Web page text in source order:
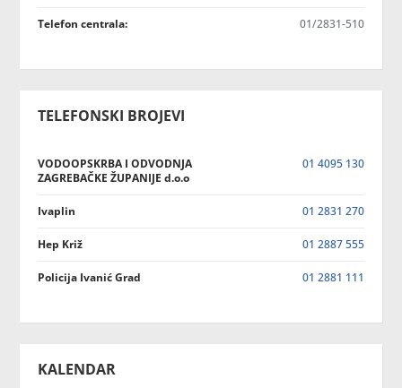
Telefon centrala: 01/2831-510
TELEFONSKI BROJEVI
VODOOPSKRBA I ODVODNJA
ZAGREBAČKE ŽUPANIJE d.o.o
01 4095 130
Ivaplin 01 2831 270
Hep Križ 01 2887 555
Policija Ivanić Grad 01 2881 111
KALENDAR